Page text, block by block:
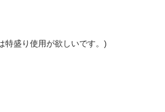
特盛り使用が欲しいです。)